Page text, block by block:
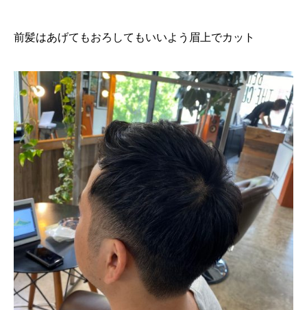
前髪はあげてもおろしてもいいよう眉上でカット